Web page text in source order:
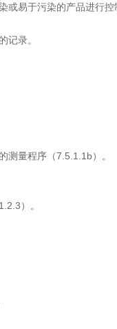
于污染的产品进行控
录。
量程序（7.5.1.1b）。
）。